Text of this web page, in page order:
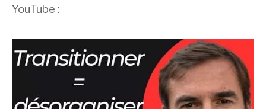
YouTube :